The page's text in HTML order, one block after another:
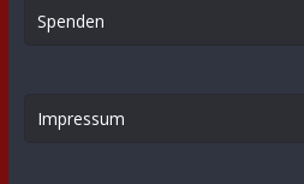
Spenden
Impressum